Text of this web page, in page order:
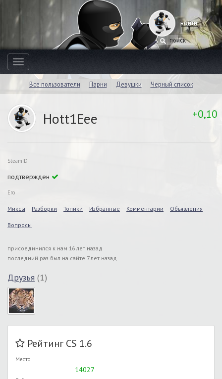
войти
Toggle
navigation
Все пользователи Парни Девушки Черный список
Hott1Eee +0,10
SteamID
подтвержден
Его
Миксы Разборки Топики Избранные Комментарии Объявления
Вопросы
присоединился к нам 16 лет назад
последний раз был на сайте 7 лет назад
Друзья (1)
Рейтинг CS 1.6
Место
14027